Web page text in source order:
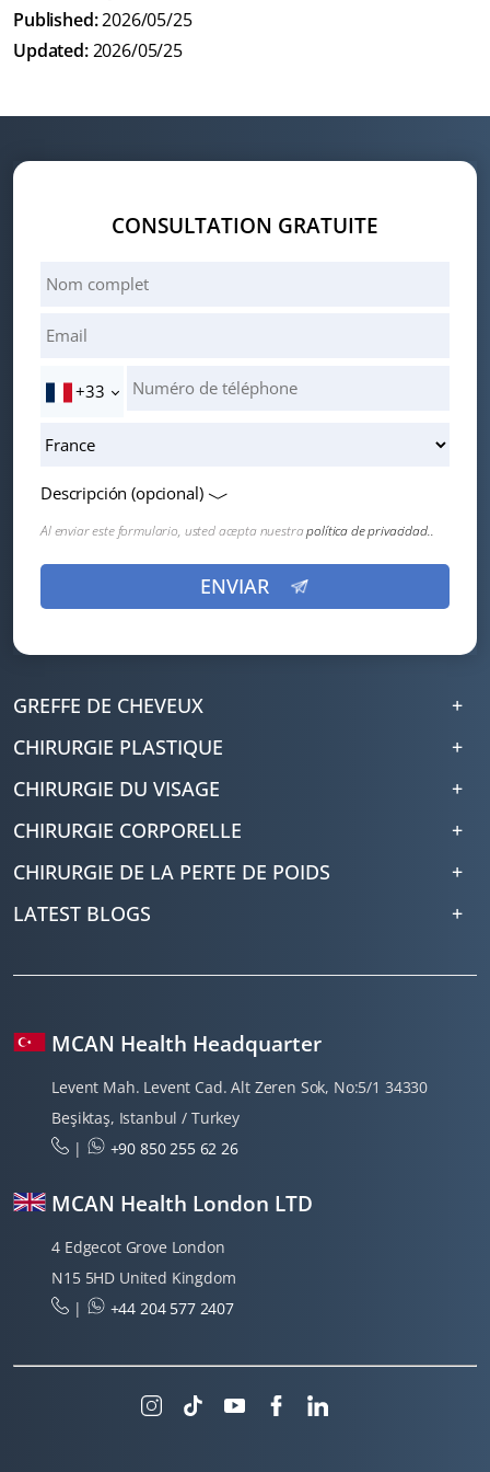
Published:2026/05/25
Updated:2026/05/25
CONSULTATION GRATUITE
+33
Descripción (opcional)
Al enviar este formulario, usted acepta nuestrapolítica de privacidad..
GREFFE DE CHEVEUX
CHIRURGIE PLASTIQUE
CHIRURGIE DU VISAGE
CHIRURGIE CORPORELLE
CHIRURGIE DE LA PERTE DE POIDS
LATEST BLOGS
MCAN Health Headquarter
Levent Mah. Levent Cad. Alt Zeren Sok, No:5/1 34330
Beşiktaş, Istanbul / Turkey
|
+90 850 255 62 26
MCAN Health London LTD
4 Edgecot Grove London
N15 5HD United Kingdom
|
+44 204 577 2407